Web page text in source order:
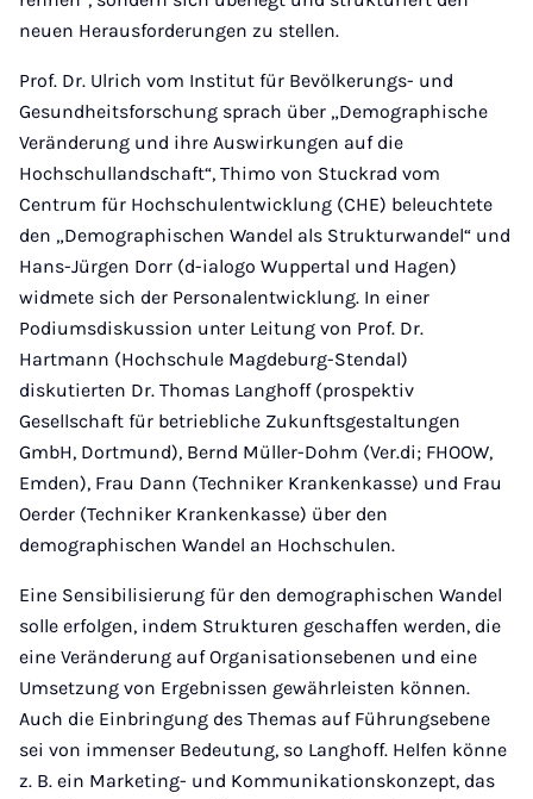
neuen Herausforderungen zu stellen.
Prof. Dr. Ulrich vom Institut für Bevölkerungs- und
Gesundheitsforschung sprach über „Demographische
Veränderung und ihre Auswirkungen auf die
Hochschullandschaft“, Thimo von Stuckrad vom
Centrum für Hochschulentwicklung (CHE) beleuchtete
den „Demographischen Wandel als Strukturwandel“ und
Hans-Jürgen Dorr (d-ialogo Wuppertal und Hagen)
widmete sich der Personalentwicklung. In einer
Podiumsdiskussion unter Leitung von Prof. Dr.
Hartmann (Hochschule Magdeburg-Stendal)
diskutierten Dr. Thomas Langhoff (prospektiv
Gesellschaft für betriebliche Zukunftsgestaltungen
GmbH, Dortmund), Bernd Müller-Dohm (Ver.di; FHOOW,
Emden), Frau Dann (Techniker Krankenkasse) und Frau
Oerder (Techniker Krankenkasse) über den
demographischen Wandel an Hochschulen.
Eine Sensibilisierung für den demographischen Wandel
solle erfolgen, indem Strukturen geschaffen werden, die
eine Veränderung auf Organisationsebenen und eine
Umsetzung von Ergebnissen gewährleisten können.
Auch die Einbringung des Themas auf Führungsebene
sei von immenser Bedeutung, so Langhoff. Helfen könne
z. B. ein Marketing- und Kommunikationskonzept, das